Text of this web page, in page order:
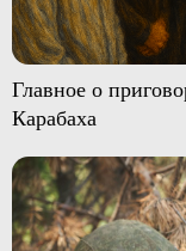
Главное о
Карабаха